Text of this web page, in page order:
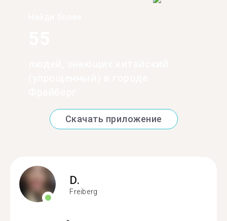
Скачать приложение
D.
Freiberg